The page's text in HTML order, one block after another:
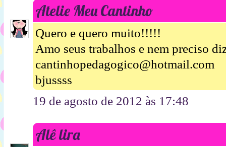
Atelie Meu Cantinho
Quero e quero muito!!!!!
Amo seus trabalhos e nem preciso
cantinhopedagogico@hotmail.com
bjussss
19 de agosto de 2012 às 17:48
Alê lira